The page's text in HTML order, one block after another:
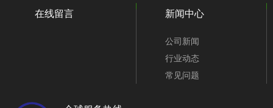
在线留言 新闻中心
公司新闻
行业动态
常见问题